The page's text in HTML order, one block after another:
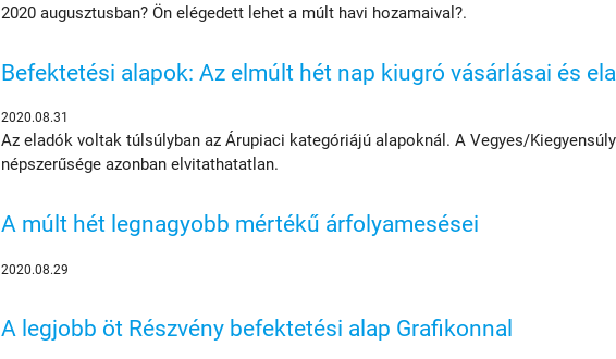
2020 augusztusban? Ön elégedett lehet a múlt havi hozamaival?.
Befektetési alapok: Az elmúlt hét nap kiugró vásárlásai és
2020.08.31
Az eladók voltak túlsúlyban az Árupiaci kategóriájú alapoknál. A Vegyes/
népszerűsége azonban elvitathatatlan.
A múlt hét legnagyobb mértékű árfolyamesései
2020.08.29
A legjobb öt Részvény befektetési alap Grafikonnal